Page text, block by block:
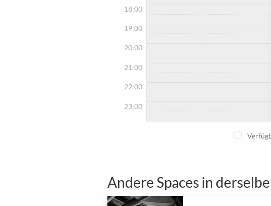
18:00
19:00
20:00
21:00
22:00
23:00
Andere Spaces in